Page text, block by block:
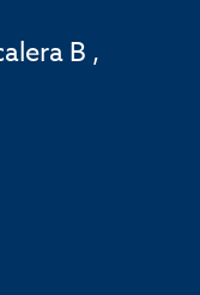
B ,